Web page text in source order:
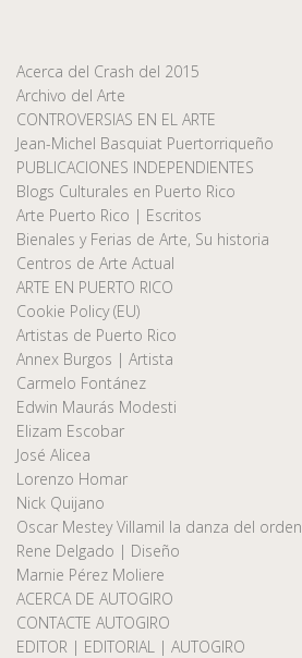
Acerca del Crash del 2015
Archivo del Arte
CONTROVERSIAS EN EL ARTE
Jean-Michel Basquiat Puertorriqueño
PUBLICACIONES INDEPENDIENTES
Blogs Culturales en Puerto Rico
Arte Puerto Rico | Escritos
Bienales y Ferias de Arte, Su historia
Centros de Arte Actual
ARTE EN PUERTO RICO
Cookie Policy (EU)
Artistas de Puerto Rico
Annex Burgos | Artista
Carmelo Fontánez
Edwin Maurás Modesti
Elizam Escobar
José Alicea
Lorenzo Homar
Nick Quijano
Oscar Mestey Villamil la danza del orden
Rene Delgado | Diseño
Marnie Pérez Moliere
ACERCA DE AUTOGIRO
CONTACTE AUTOGIRO
EDITOR | EDITORIAL | AUTOGIRO